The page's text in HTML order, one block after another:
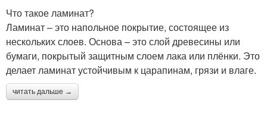
Что такое ламинат?
Ламинат – это напольное покрытие, состоящее из
нескольких слоев. Основа – это слой древесины или
бумаги, покрытый защитным слоем лака или плёнки. Это
делает ламинат устойчивым к царапинам, грязи и влаге.
читать дальше →